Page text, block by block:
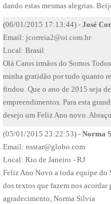
dando estas mesmas alegrias.
(06/01/2015 17:13:44) - José
Email: jcorreia2@oi.com.br
Local: Brasil
Olá Caros irmãos do Somos
minha gratidão por tudo quanto
findou. Que o ano de 2015 seja
empreendimentos. Para esta
desejo um Feliz Ano novo.
(05/01/2015 23:22:53) - Norma
Email: nsstar@globo.com
Local: Rio de Janeiro - RJ
Feliz Ano Novo a toda equipe do
dos textos que fazem nos
agradecimento, Norma Silvia